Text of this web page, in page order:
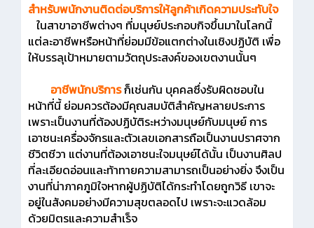
สำหรับพนักงานติดต่อบริการให้ลูกค้าเกิดความประทับใจ
ในสาขาอาชีพต่างๆ ที่มนุษย์ประกอบกิจขึ้นมาในโลกนี้
แต่ละอาชีพหรือหน้าที่ย่อมมีข้อแตกต่างในเชิงปฏิบัติ เพื่อ
ให้บรรลุเป้าหมายตามวัตถุประสงค์ของเขตงานนั้นๆ
อาชีพนักบริการก็เช่นกัน บุคคลซึ่งรับผิดชอบใน
หน้าที่นี้ ย่อมควรต้องมีคุณสมบัติสำคัญหลายประการ
เพราะเป็นงานที่ต้องปฏิบัติระหว่างมนุษย์กับมนุษย์ การ
เอาชนะเครื่องจักรและตัวเลขเอกสารถือเป็นงานปราศจาก
ชีวิตชีวา แต่งานที่ต้องเอาชนะใจมนุษย์ได้นั้น เป็นงานศิลป
ที่ละเอียดอ่อนและท้าทายความสามารถเป็นอย่างยิ่ง จึงเป็น
งานที่น่าภาคภูมิใจหากผู้ปฏิบัติได้กระทำโดยถูกวิธี เขาจะ
อยู่ในสังคมอย่างมีความสุขตลอดไป เพราะจะแวดล้อม
ด้วยมิตรและความสำเร็จ